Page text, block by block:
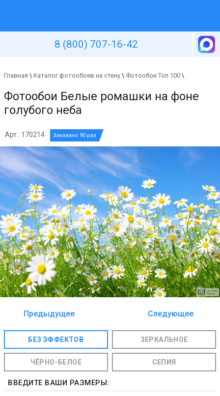
8 (800) 707-16-42
Главная \ Каталог фотообоев на стену \ Фотообои Топ 100 \
Фотообои Белые ромашки на фоне
голубого неба
Арт.: 170214 Заказано 90 раз
Предыдущее
Следующее
БЕЗ ЭФФЕКТОВ ЗЕРКАЛЬНОЕ
ЧЁРНО-БЕЛОЕ СЕПИЯ
ВВЕДИТЕ ВАШИ РАЗМЕРЫ: